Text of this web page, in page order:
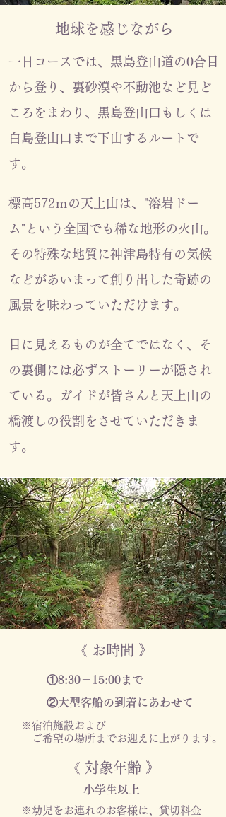
地球を感じながら
一日コースでは、黒島登山道の0合目
から登り、裏砂漠や不動池など見ど
ころをまわり、黒島登山口もしくは
白島登山口まで下山するルートで
す。
標高572ｍの天上山は、"溶岩ドー
ム"という全国でも稀な地形の火山。
その特殊な地質に神津島特有の気候
などがあいまって創り出した奇跡の
風景を味わっていただけます。
目に見えるものが全てではなく、そ
の裏側には必ずストーリーが隠され
ている 。
​ガイドが皆さんと天上山の
橋渡しの役割をさせていただきま
す。
《 お時間 》
①8:30－15:00まで
②大型客船の到着にあわせて
※宿泊施設および
​ ご希望の場所までお迎えに上がります。
《 対象年齢 》
​小学生以上
※幼児をお連れのお客様は、 貸切料金